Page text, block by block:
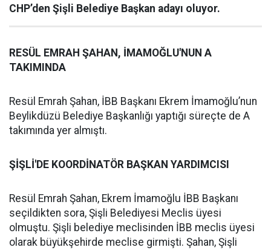
CHP’den Şişli Belediye Başkan adayı oluyor.
RESÜL EMRAH ŞAHAN, İMAMOĞLU'NUN A
TAKIMINDA
Resül Emrah Şahan, İBB Başkanı Ekrem İmamoğlu’nun
Beylikdüzü Belediye Başkanlığı yaptığı süreçte de A
takımında yer almıştı.
ŞİŞLİ'DE KOORDİNATÖR BAŞKAN YARDIMCISI
Resül Emrah Şahan, Ekrem İmamoğlu İBB Başkanı
seçildikten sora, Şişli Belediyesi Meclis üyesi
olmuştu. Şişli belediye meclisinden İBB meclis üyesi
olarak büyükşehirde meclise girmişti. Şahan, Şişli